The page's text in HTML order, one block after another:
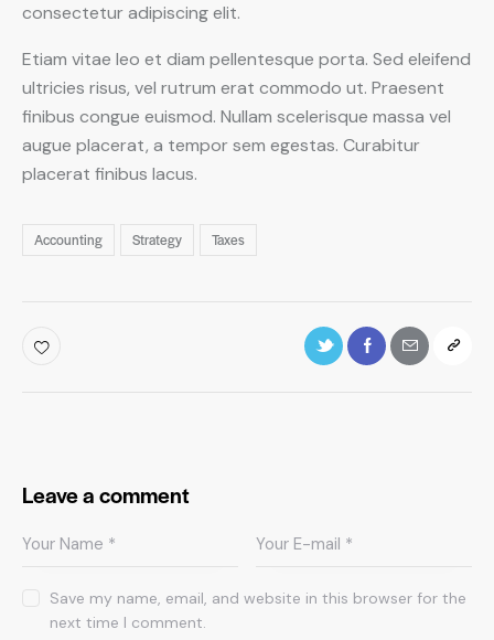
consectetur adipiscing elit.
Etiam vitae leo et diam pellentesque porta. Sed eleifend
ultricies risus, vel rutrum erat commodo ut. Praesent
finibus congue euismod. Nullam scelerisque massa vel
augue placerat, a tempor sem egestas. Curabitur
placerat finibus lacus.
Accounting Strategy Taxes
Leave a comment
Save my name, email, and website in this browser for the
next time I comment.